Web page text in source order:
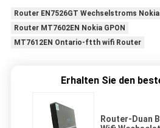
Router EN7526GT Wechselstroms Nokia
Router MT7602EN Nokia GPON
MT7612EN Ontario-ftth wifi Router
Erhalten Sie den
Router-Duan